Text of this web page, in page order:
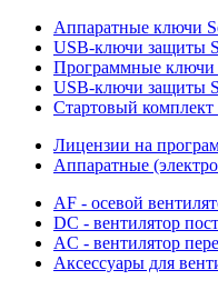
Аппаратные ключи
USB-ключи защиты
Программные
USB-ключи защиты
Стартовый
Лицензии на
Аппаратные
AF - осевой
DC - вентилятор
AC - вентилятор
Аксессуары для